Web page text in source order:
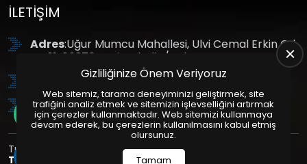
İLETIŞIM
Adres:Uğur Mumcu Mahallesi, Ulvi Cemal Erkin Cd.
No:61, 06370 Yenimahalle/Ankara
: +90 (312) 354 8888
GSM: +90 (532) 343 4085
Tüm Hakları Saklıdır. | Bu site Us Yazılım
Tasarım
Paketleri ile Hazırlanmıştır. © 2025
Gizliliğinize Önem Veriyoruz
Web sitemiz, tarama deneyiminizi geliştirmek, site
trafiğini analiz etmek ve sitemizin işlevselliğini artırmak
için çerezler kullanmaktadır. Web sitemizi kullanmaya
devam ederek, bu çerezlerin kullanılmasını kabul etmiş
olursunuz.
Tamam